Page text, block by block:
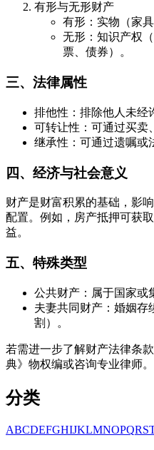
有形与无形财产
有形：实物（家具
无形：知识产权
票、债券）。
三、法律属性
排他性：排除他人未经
可转让性：可通过买卖
继承性：可通过遗嘱或
四、经济与社会意义
财产是财富积累的基础，影
配置。例如，房产抵押可获
益。
五、特殊类型
公共财产：属于国家或
夫妻共同财产：婚姻存
割）。
若需进一步了解财产法律条
典》物权编或咨询专业律师。
分类
ABCDEFGHIJKLMNOPQRS